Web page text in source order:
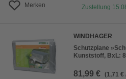
Merken
Zustellung
WINDHAGER
Schutzplane
Kunststoff, BxL:
81,99 € (1,71 €